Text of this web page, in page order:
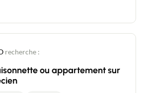
recherche :
ou appartement sur